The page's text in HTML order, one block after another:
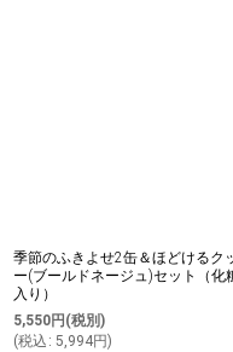
季節のふきよせ2缶＆ほどけるク
ー(ブールドネージュ)セット（化
入り）
5,550円 (税別)
(税込 : 5,994円)